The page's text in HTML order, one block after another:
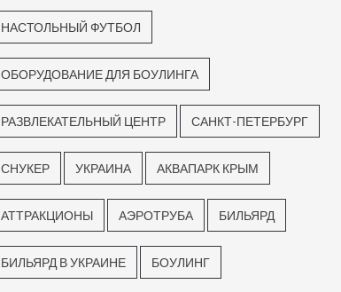
НАСТОЛЬНЫЙ ФУТБОЛ
ОБОРУДОВАНИЕ ДЛЯ БОУЛИНГА
РАЗВЛЕКАТЕЛЬНЫЙ ЦЕНТР САНКТ-ПЕТЕРБУРГ
СНУКЕР УКРАИНА АКВАПАРК КРЫМ
АТТРАКЦИОНЫ АЭРОТРУБА БИЛЬЯРД
БИЛЬЯРД В УКРАИНЕ БОУЛИНГ